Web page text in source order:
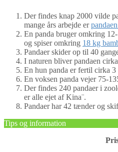
Der findes knap 2000 vilde
mange års arbejde er
En panda bruger omkring
og spiser omkring 18 kg
Pandaer skider op til 40
I naturen bliver pandaen
En hun panda er fertil cirka 3
En voksen panda vejer 75-
Der findes 240 pandaer i
er alle ejet af Kina¨.
Pandaer har 42 tænder og
Tips og information